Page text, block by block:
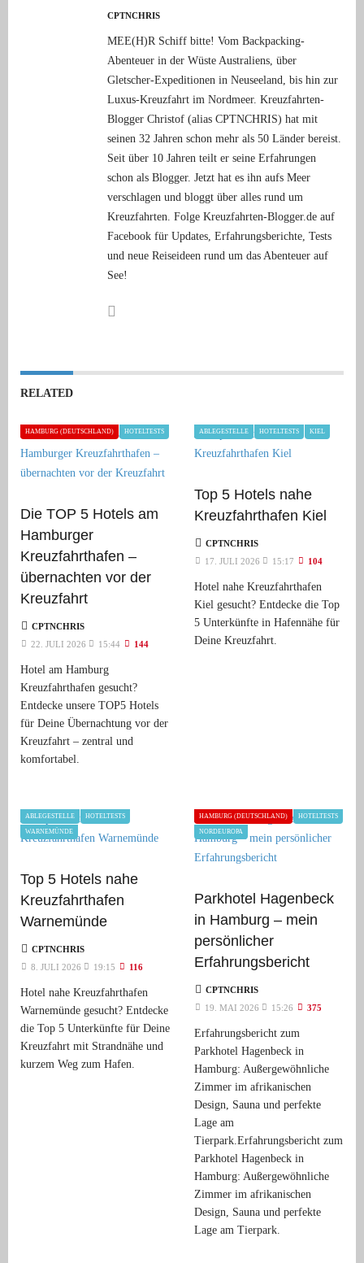
CPTNCHRIS
MEE(H)R Schiff bitte! Vom Backpacking-
Abenteuer in der Wüste Australiens, über
Gletscher-Expeditionen in Neuseeland, bis hin zur
Luxus-Kreuzfahrt im Nordmeer. Kreuzfahrten-
Blogger Christof (alias CPTNCHRIS) hat mit
seinen 32 Jahren schon mehr als 50 Länder bereist.
Seit über 10 Jahren teilt er seine Erfahrungen
schon als Blogger. Jetzt hat es ihn aufs Meer
verschlagen und bloggt über alles rund um
Kreuzfahrten. Folge Kreuzfahrten-Blogger.de auf
Facebook für Updates, Erfahrungsberichte, Tests
und neue Reiseideen rund um das Abenteuer auf
See!
RELATED
HAMBURG (DEUTSCHLAND) HOTELTESTS
Die TOP 5 Hotels am
Hamburger
Kreuzfahrthafen –
übernachten vor der
Kreuzfahrt
CPTNCHRIS
22. JULI 2026
15:44 144
Hotel am Hamburg
Kreuzfahrthafen gesucht?
Entdecke unsere TOP5 Hotels
für Deine Übernachtung vor der
Kreuzfahrt – zentral und
komfortabel.
ABLEGESTELLE HOTELTESTS KIEL
Top 5 Hotels nahe
Kreuzfahrthafen Kiel
CPTNCHRIS
17. JULI 2026
15:17 104
Hotel nahe Kreuzfahrthafen
Kiel gesucht? Entdecke die Top
5 Unterkünfte in Hafennähe für
Deine Kreuzfahrt.
ABLEGESTELLE HOTELTESTS
WARNEMÜNDE
Top 5 Hotels nahe
Kreuzfahrthafen
Warnemünde
CPTNCHRIS
8. JULI 2026
19:15 116
Hotel nahe Kreuzfahrthafen
Warnemünde gesucht? Entdecke
die Top 5 Unterkünfte für Deine
Kreuzfahrt mit Strandnähe und
kurzem Weg zum Hafen.
HAMBURG (DEUTSCHLAND) HOTELTESTS
NORDEUROPA
Parkhotel Hagenbeck
in Hamburg – mein
persönlicher
Erfahrungsbericht
CPTNCHRIS
19. MAI 2026
15:26 375
Erfahrungsbericht zum
Parkhotel Hagenbeck in
Hamburg: Außergewöhnliche
Zimmer im afrikanischen
Design, Sauna und perfekte
Lage am
Tierpark.Erfahrungsbericht zum
Parkhotel Hagenbeck in
Hamburg: Außergewöhnliche
Zimmer im afrikanischen
Design, Sauna und perfekte
Lage am Tierpark.